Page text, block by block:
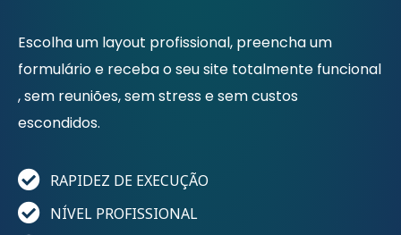
Escolha um layout profissional, preencha um
formulário e receba o seu site totalmente funcional
, sem reuniões, sem stress e sem custos
escondidos.
RAPIDEZ DE EXECUÇÃO
NÍVEL PROFISSIONAL